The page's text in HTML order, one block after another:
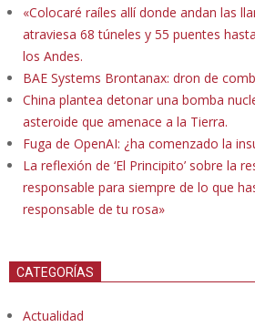
«Colocaré raíles allí donde andan las
atraviesa 68 túneles y 55 puentes
los Andes.
BAE Systems Brontanax: dron de
China plantea detonar una bomba
asteroide que amenace a la Tierra.
Fuga de OpenAI: ¿ha comenzado la
La reflexión de ‘El Principito’ sobre la
responsable para siempre de lo que
responsable de tu rosa»
CATEGORÍAS
Actualidad